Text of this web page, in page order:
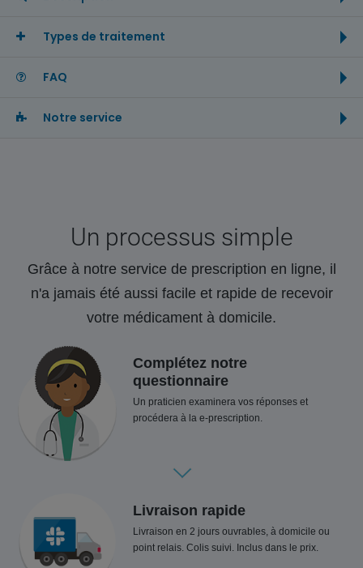
Types de traitement
FAQ
Notre service
Un processus simple
Grâce à notre service de prescription en ligne, il
n'a jamais été aussi facile et rapide de recevoir
votre médicament à domicile.
Complétez notre
questionnaire
Un praticien examinera vos réponses et
procédera à la e-prescription.
Livraison rapide
Livraison en 2 jours ouvrables, à domicile ou
point relais. Colis suivi. Inclus dans le prix.